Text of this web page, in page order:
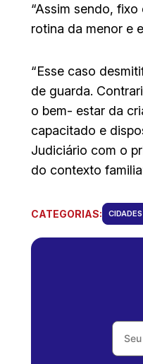
“Assim sendo,
rotina da menor e
“Esse caso
de guarda.
o bem- estar da
capacitado e
Judiciário com o
do contexto
CATEGORIAS: CIDADES